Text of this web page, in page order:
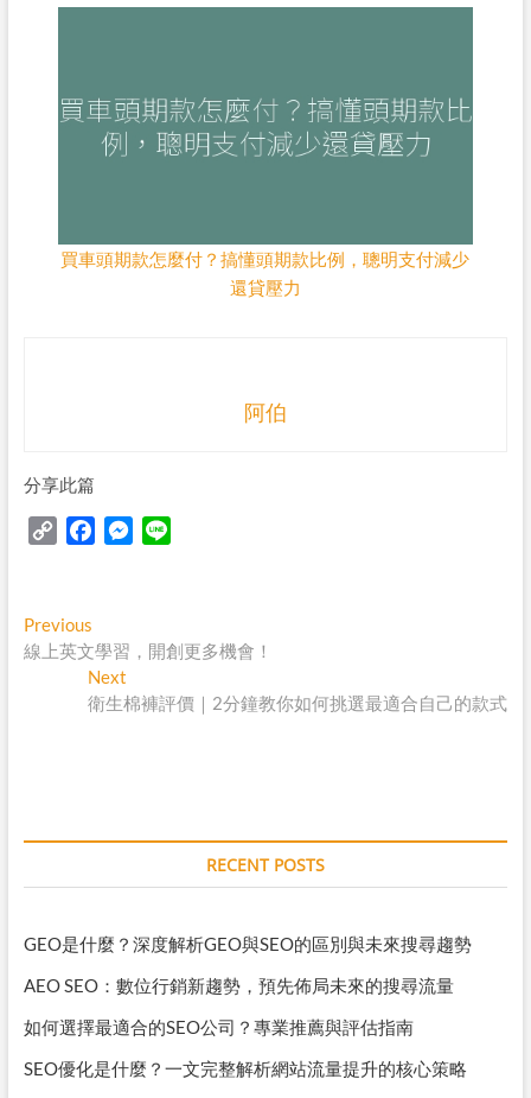
買車頭期款怎麼付？搞懂頭期款比例，聰明支付減少
還貸壓力
阿伯
分享此篇
y
L
b
o
o
M
g
Post
navigation
PreviousPrevious
post:
線上英文學習，開創更多機會！
Next
post:
衛生棉褲評價｜2分鐘教你如何挑選最適合自己的款式
RECENT POSTS
GEO是什麼？深度解析GEO與SEO的區別與未來搜尋趨勢
AEO SEO：數位行銷新趨勢，預先佈局未來的搜尋流量
如何選擇最適合的SEO公司？專業推薦與評估指南
SEO優化是什麼？一文完整解析網站流量提升的核心策略